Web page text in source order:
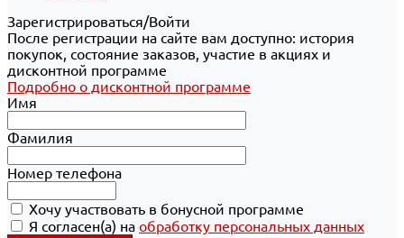
Зарегистрироваться/Войти
После регистрации на сайте вам доступно: история
покупок, состояние заказов, участие в акциях и
дисконтной программе
Подробно о дисконтной программе
Имя
Фамилия
Номер телефона
Хочу участвовать в бонусной программе
Я согласен(а) на обработку персональных данных